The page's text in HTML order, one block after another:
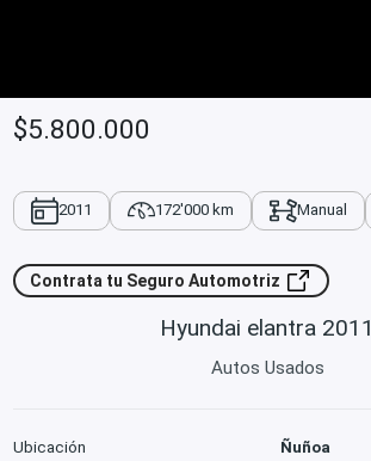
$5.800.000
2011 172'000 km Manual
Contrata tu Seguro Automotriz
Hyundai elantra 2011
Autos Usados
Ubicación
Ñuñoa